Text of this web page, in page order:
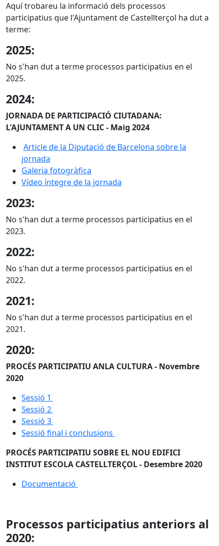
Aquí trobareu la informació dels processos
participatius que l'Ajuntament de Castellterçol ha dut a
terme:
2025:
No s'han dut a terme processos participatius en el
2025.
2024:
JORNADA DE PARTICIPACIÓ CIUTADANA:
L'AJUNTAMENT A UN CLIC - Maig 2024
Article de la Diputació de Barcelona sobre la
jornada
Galeria fotogràfica
Vídeo íntegre de la jornada
2023:
No s'han dut a terme processos participatius en el
2023.
2022:
No s'han dut a terme processos participatius en el
2022.
2021:
No s'han dut a terme processos participatius en el
2021.
2020:
PROCÉS PARTICIPATIU ANLA CULTURA - Novembre
2020
Sessió 1
Sessió 2
Sessió 3
Sessió final i conclusions
PROCÉS PARTICIPATIU SOBRE EL NOU EDIFICI
INSTITUT ESCOLA CASTELLTERÇOL - Desembre 2020
Documentació
Processos participatius anteriors al
2020: